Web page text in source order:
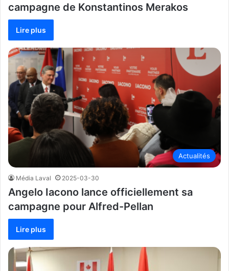
campagne de Konstantinos Merakos
Lire plus
Actualités
Média Laval 2025-03-30
Angelo Iacono lance officiellement sa
campagne pour Alfred-Pellan
Lire plus